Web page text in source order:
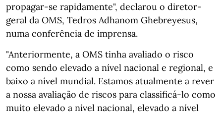
propagar-se rapidamente", declarou o diretor-
geral da OMS, Tedros Adhanom Ghebreyesus,
numa conferência de imprensa.
"Anteriormente, a OMS tinha avaliado o risco
como sendo elevado a nível nacional e regional, e
baixo a nível mundial. Estamos atualmente a rever
a nossa avaliação de riscos para classificá-lo como
muito elevado a nível nacional, elevado a nível